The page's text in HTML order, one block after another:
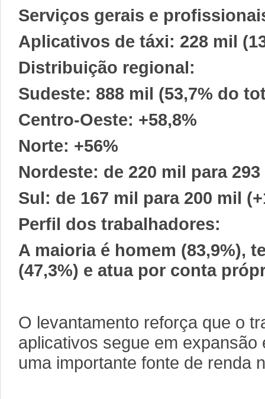
Serviços gerais e
Aplicativos de táxi: 228 mil
Distribuição regional:
Sudeste: 888 mil (53,7% do
Centro-Oeste: +58,8%
Norte: +56%
Nordeste: de 220 mil para
Sul: de 167 mil para 200 mil
Perfil dos trabalhadores:
A maioria é homem (83,9%),
(47,3%) e atua por conta
O levantamento reforça que o
aplicativos segue em
uma importante fonte de renda